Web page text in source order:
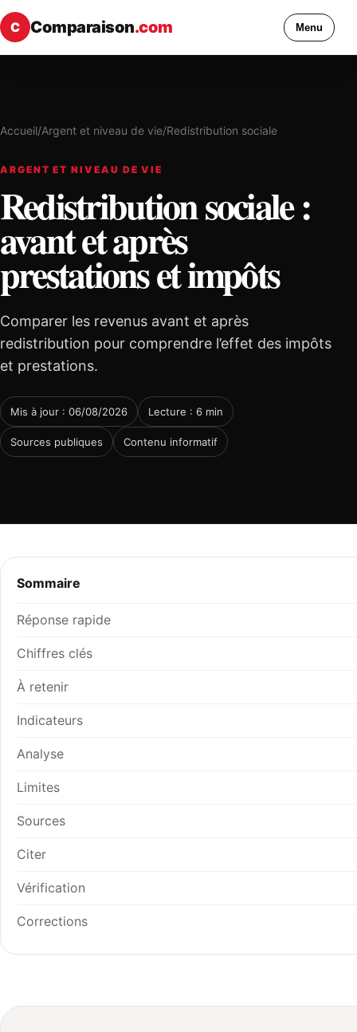
C Comparaison.com Menu
Accueil/Argent et niveau de vie/Redistribution sociale
ARGENT ET NIVEAU DE VIE
Redistribution sociale :
avant et après
prestations et impôts
Comparer les revenus avant et après
redistribution pour comprendre l’effet des impôts
et prestations.
Mis à jour : 06/08/2026 Lecture : 6 min
Sources publiques Contenu informatif
Sommaire
Réponse rapide
Chiffres clés
À retenir
Indicateurs
Analyse
Limites
Sources
Citer
Vérification
Corrections